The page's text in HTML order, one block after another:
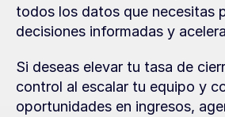
todos los datos que necesitas
decisiones informadas y
Si deseas elevar tu tasa de
control al escalar tu equipo y
oportunidades en ingresos,